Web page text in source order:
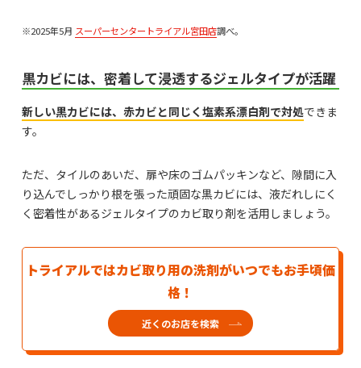
※2025年5月 スーパーセンタートライアル宮田店調べ。
黒カビには、密着して浸透するジェルタイプが活躍
新しい黒カビには、赤カビと同じく塩素系漂白剤で対処できま
す。
ただ、タイルのあいだ、扉や床のゴムパッキンなど、隙間に入
り込んでしっかり根を張った頑固な黒カビには、液だれしにく
く密着性があるジェルタイプのカビ取り剤を活用しましょう。
トライアルではカビ取り用の洗剤がいつでもお手頃価
格！
近くのお店を検索